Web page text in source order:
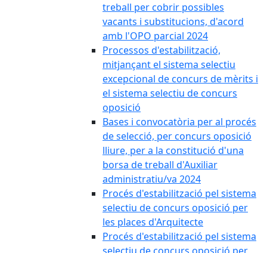
treball per cobrir possibles
vacants i substitucions, d'acord
amb l'OPO parcial 2024
Processos d'estabilització,
mitjançant el sistema selectiu
excepcional de concurs de mèrits i
el sistema selectiu de concurs
oposició
Bases i convocatòria per al procés
de selecció, per concurs oposició
lliure, per a la constitució d'una
borsa de treball d'Auxiliar
administratiu/va 2024
Procés d'estabilització pel sistema
selectiu de concurs oposició per
les places d'Arquitecte
Procés d'estabilització pel sistema